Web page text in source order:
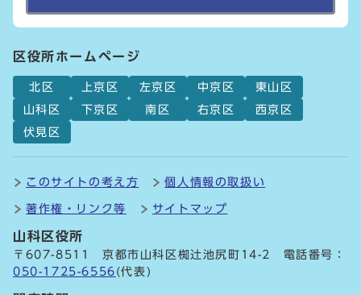
区役所ホームページ
北区 上京区 左京区 中京区
東山区
山科区
下京区 南区 右京区
西京区
伏見区
このサイトの考え方 個人情報の取扱い
著作権・リンク等 サイトマップ
山科区役所
〒607-8511 京都市山科区椥辻池尻町14-2 電話番号：
050-1725-6556 (代表)